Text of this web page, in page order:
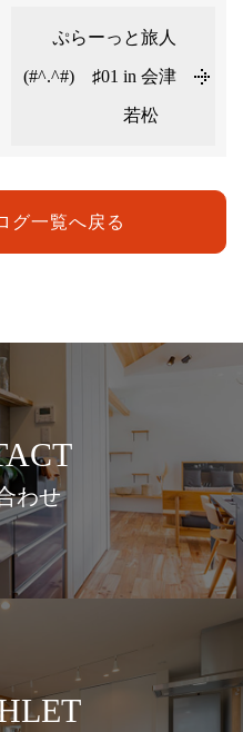
ぷらーっと旅人
(#^.^#) ♯01 in 会津
若松
グ一覧へ戻る
わせ